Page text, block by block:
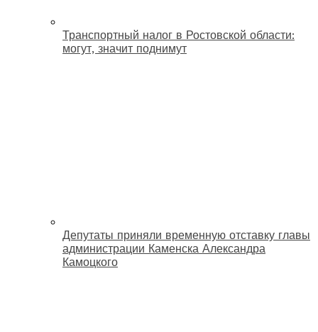
Транспортный налог в Ростовской области:
могут, значит поднимут
Депутаты приняли временную отставку главы
администрации Каменска Александра
Камоцкого